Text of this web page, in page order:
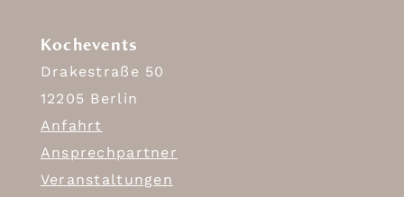
Kochevents
Drakestraße 50
12205 Berlin
Anfahrt
Ansprechpartner
Veranstaltungen